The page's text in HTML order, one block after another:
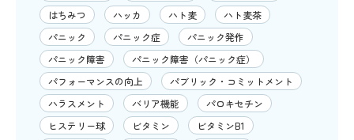
はちみつ
ハッカ ハト麦
ハト麦茶
パニック
パニック症
パニック発作
パニック障害
パニック障害（パニック症）
パフォーマンスの向上
パブリック・コミットメント
ハラスメント
バリア機能
パロキセチン
ヒステリー球
ビタミン
ビタミンB1